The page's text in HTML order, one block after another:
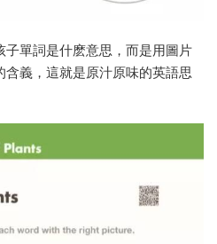
單詞是什麽意思，而是用圖片
義，這就是原汁原味的英語思